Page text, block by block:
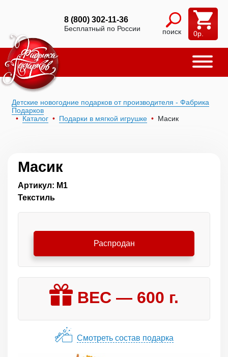
8 (800) 302-11-36
Бесплатный по России поиск 0р.
Детские новогодние подарков от производителя - Фабрика
Подарков
Каталог
Подарки в мягкой игрушке Масик
Масик
Артикул: М1
Текстиль
Распродан
ВЕС — 600 г.
Смотреть состав подарка